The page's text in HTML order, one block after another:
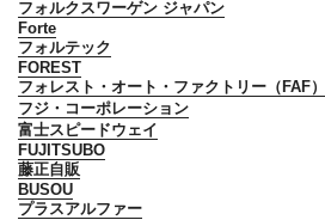
フォルクスワーゲン ジャパン
Forte
フォルテック
FOREST
フォレスト・オート・ファクトリー（FAF）
フジ・コーポレーション
富士スピードウェイ
FUJITSUBO
藤正自販
BUSOU
プラスアルファー